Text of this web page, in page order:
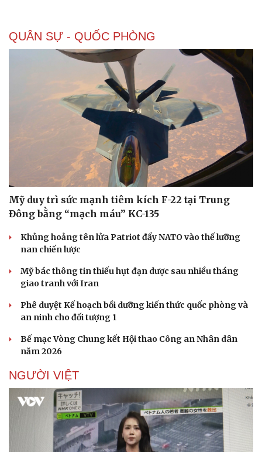
QUÂN SỰ - QUỐC PHÒNG
Mỹ duy trì sức mạnh tiêm kích F-22 tại Trung
Đông bằng “mạch máu” KC-135
Khủng hoảng tên lửa Patriot đẩy NATO vào thế lưỡng
nan chiến lược
Mỹ bác thông tin thiếu hụt đạn dược sau nhiều tháng
giao tranh với Iran
Phê duyệt Kế hoạch bồi dưỡng kiến thức quốc phòng và
an ninh cho đối tượng 1
Bế mạc Vòng Chung kết Hội thao Công an Nhân dân
năm 2026
NGƯỜI VIỆT